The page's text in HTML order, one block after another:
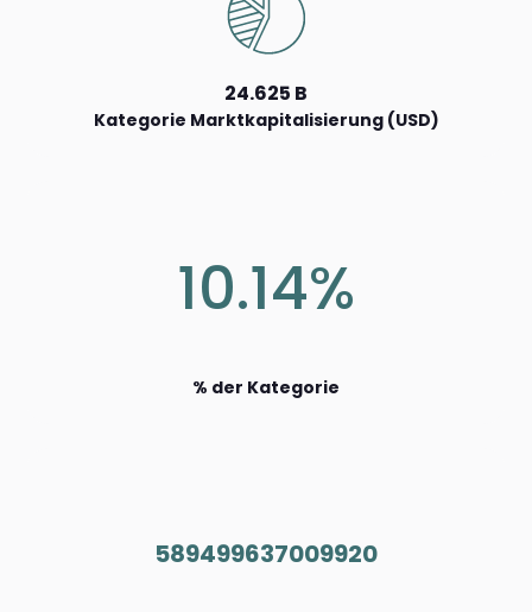
24.625 B
Kategorie Marktkapitalisierung (USD)
10.14%
% der Kategorie
589499637009920